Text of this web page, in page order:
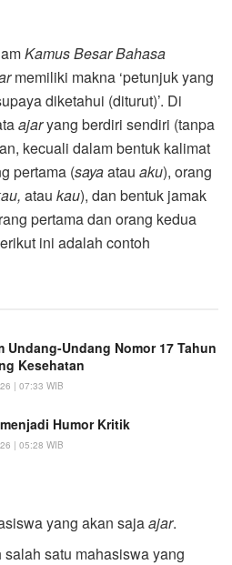
Kamus Besar Bahasa
memiliki makna ‘petunjuk yang
diketahui (diturut)’. Di
ajaryang berdiri sendiri (tanpa
kecuali dalam bentuk kalimat
pertama (sayaatau aku), orang
atau kau), dan bentuk jamak
pertama dan orang kedua
ini adalah contoh
Undang-Undang Nomor 17 Tahun
Kesehatan
| 07:33 WIB
Humor Kritik
| 05:28 WIB
yang akan sajaajar.
satu mahasiswa yang